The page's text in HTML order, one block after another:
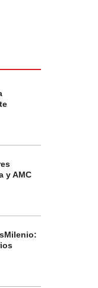
y AMC